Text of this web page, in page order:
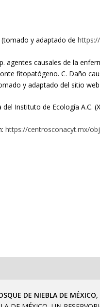
(tomado y adaptado de
agentes causales de la
fitopatógeno. C. Daño
y adaptado del sitio
Instituto de Ecología A.C.
https://centrosconacyt.mx/
DE NIEBLA DE